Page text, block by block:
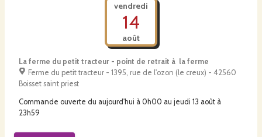
Nos pratiques sont rigoureusement conformes à la
réglementation de l’agriculture biologique.
nous adorons cuisiner et aimons partager des recettes et de
bonnes idées
vendredi
14
août
La ferme du petit tracteur - point de retrait à la ferme
Ferme du petit tracteur - 1395, rue de l'ozon (le creux) - 42560
Boisset saint priest
Commande ouverte du aujourd'hui à 0h00 au jeudi 13 août à
23h59